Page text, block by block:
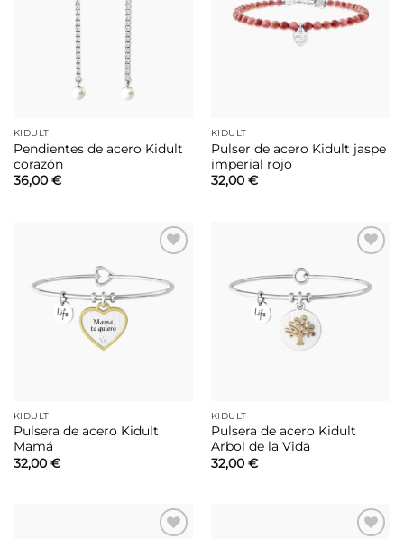
KIDULT
Pendientes de acero Kidult
corazón
36,00 €
lista de
deseos
KIDULT
Pulser de acero Kidult jaspe
imperial rojo
32,00 €
a la
lista de
KIDULT
Pulsera de acero Kidult
Mamá
32,00 €
a la
lista de
KIDULT
Pulsera de acero Kidult
Arbol de la Vida
32,00 €